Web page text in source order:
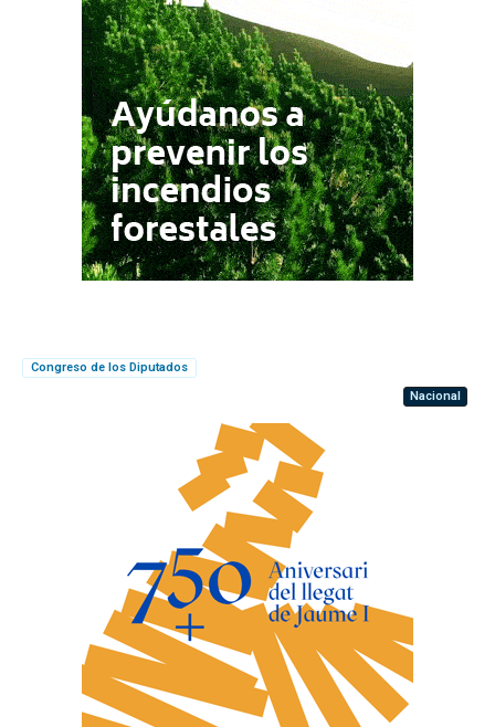
Congreso de los Diputados
Nacional